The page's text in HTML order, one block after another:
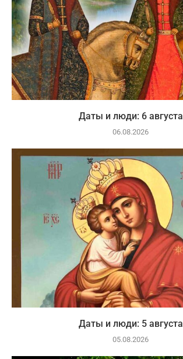
Даты и люди: 6 августа
06.08.2026
Даты и люди: 5 августа
05.08.2026